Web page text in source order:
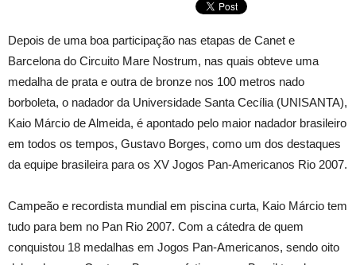
Depois de uma boa participação nas etapas de Canet e
Barcelona do Circuito Mare Nostrum, nas quais obteve uma
medalha de prata e outra de bronze nos 100 metros nado
borboleta, o nadador da Universidade Santa Cecília (UNISANTA),
Kaio Márcio de Almeida, é apontado pelo maior nadador brasileiro
em todos os tempos, Gustavo Borges, como um dos destaques
da equipe brasileira para os XV Jogos Pan-Americanos Rio 2007.
Campeão e recordista mundial em piscina curta, Kaio Márcio tem
tudo para bem no Pan Rio 2007. Com a cátedra de quem
conquistou 18 medalhas em Jogos Pan-Americanos, sendo oito